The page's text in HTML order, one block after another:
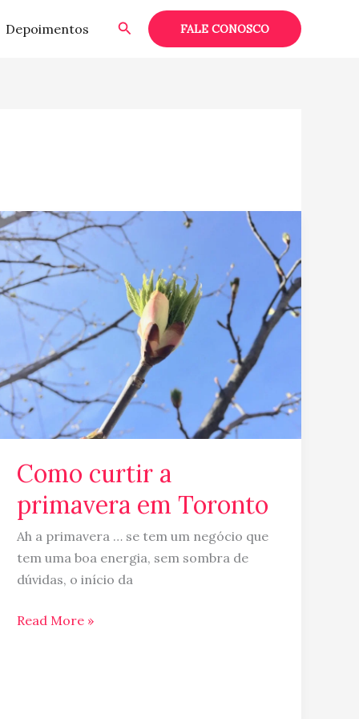
Depoimentos PesquisarFALE CONOSCO
Como curtir a
primavera em Toronto
Ah a primavera … se tem um negócio que
tem uma boa energia, sem sombra de
dúvidas, o início da
Como
curtir
a
primavera
em
Toronto
Read More »